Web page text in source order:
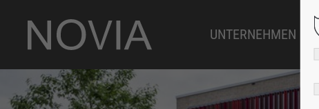
UNTERNEHMEN